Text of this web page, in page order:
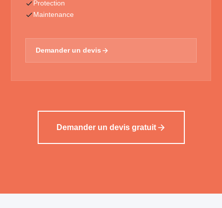
Protection
Maintenance
Demander un devis
Demander un devis gratuit